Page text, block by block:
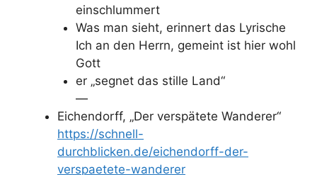
einschlummert
Was man sieht, erinnert das Lyrische
Ich an den Herrn, gemeint ist hier wohl
Gott
er „segnet das stille Land“
—
Eichendorff, „Der verspätete Wanderer“
https://schnell-
durchblicken.de/eichendorff-der-
verspaetete-wanderer